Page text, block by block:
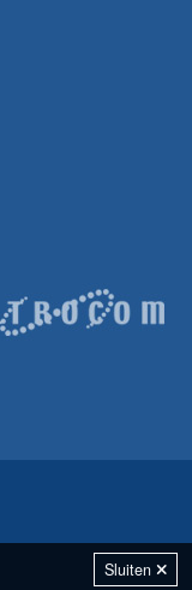
Sluiten